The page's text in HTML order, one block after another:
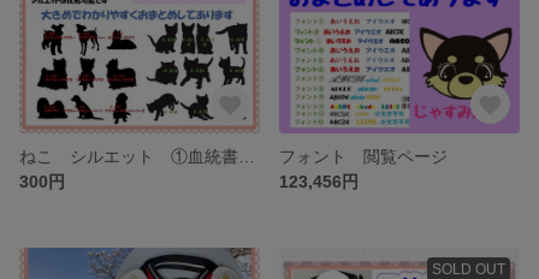
300円
フォント 閲覧ページ
123,456円
SOLD OUT